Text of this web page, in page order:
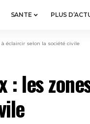
SANTE PLUS
éclaircir selon la société civile
les